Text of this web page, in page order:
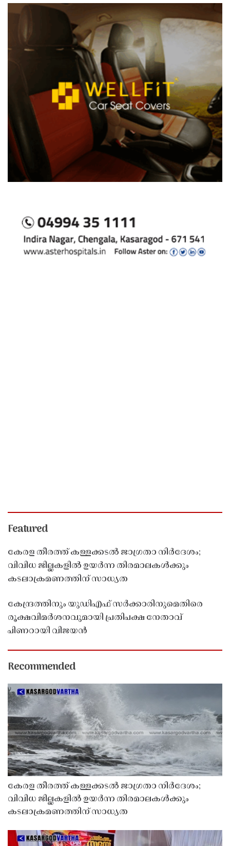
Featured
കേരള തീരത്ത് കള്ളക്കടൽ ജാഗ്രതാ നിർദേശം;
വിവിധ ജില്ലകളിൽ ഉയർന്ന തിരമാലകൾക്കും
കടലാക്രമണത്തിന് സാധ്യത
കേന്ദ്രത്തിനും യുഡിഎഫ് സർക്കാരിനുമെതിരെ
രൂക്ഷവിമർശനവുമായി പ്രതിപക്ഷ നേതാവ്
പിണറായി വിജയൻ
Recommended
കേരള തീരത്ത് കള്ളക്കടൽ ജാഗ്രതാ നിർദേശം;
വിവിധ ജില്ലകളിൽ ഉയർന്ന തിരമാലകൾക്കും
കടലാക്രമണത്തിന് സാധ്യത